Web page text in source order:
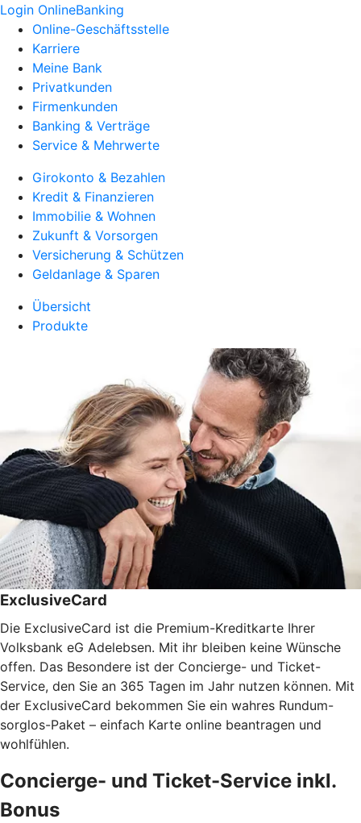
Login OnlineBanking
Online-Geschäftsstelle
Karriere
Meine Bank
Privatkunden
Firmenkunden
Banking & Verträge
Service & Mehrwerte
Girokonto & Bezahlen
Kredit & Finanzieren
Immobilie & Wohnen
Zukunft & Vorsorgen
Versicherung & Schützen
Geldanlage & Sparen
Übersicht
Produkte
ExclusiveCard
Die ExclusiveCard ist die Premium-Kreditkarte Ihrer
Volksbank eG Adelebsen. Mit ihr bleiben keine Wünsche
offen. Das Besondere ist der Concierge- und Ticket-
Service, den Sie an 365 Tagen im Jahr nutzen können. Mit
der ExclusiveCard bekommen Sie ein wahres Rundum-
sorglos-Paket – einfach Karte online beantragen und
wohlfühlen.
Concierge- und Ticket-Service inkl.
Bonus